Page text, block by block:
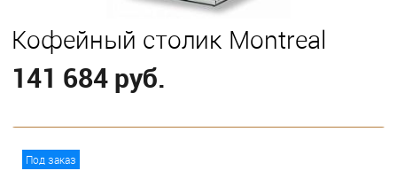
Кофейный столик Montreal
141 684 руб.
Под заказ